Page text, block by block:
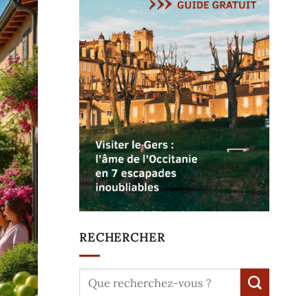
RECHERCHER